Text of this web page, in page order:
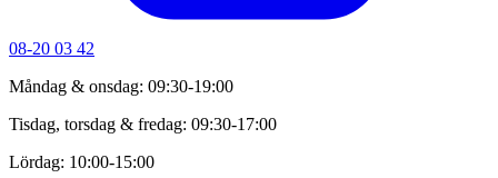
08-20 03 42
Måndag & onsdag: 09:30-19:00
Tisdag, torsdag & fredag: 09:30-17:00
Lördag: 10:00-15:00